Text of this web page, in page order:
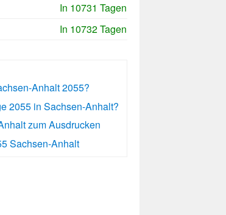
In 10731 Tagen
In 10732 Tagen
Anhalt 2055?
2055 in Sachsen-Anhalt?
zum Ausdrucken
Sachsen-Anhalt